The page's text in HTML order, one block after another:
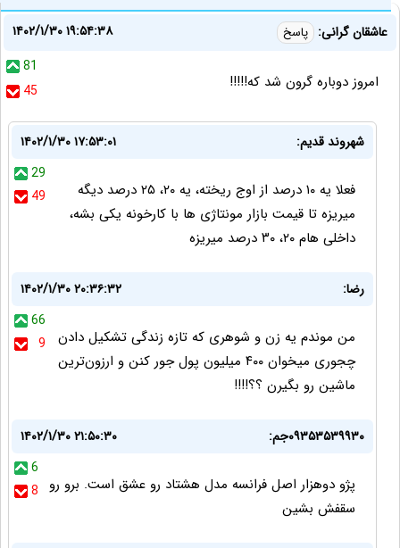
عاشقان گرانی: پاسخ
۱۴۰۲/۱/۳۰ ۱۹:۵۴:۳۸
81
45
امروز دوباره گرون شد که!!!!!
شهروند قدیم:
۱۴۰۲/۱/۳۰ ۱۷:۵۳:۰۱
29
49
فعلا یه ۱۰ درصد از اوج ریخته، یه ۲۰، ۲۵ درصد دیگه
میریزه تا قیمت بازار مونتاژی ها با کارخونه یکی بشه،
داخلی هام ۲۰، ۳۰ درصد میریزه
رضا:
۱۴۰۲/۱/۳۰ ۲۰:۳۶:۳۲
66
9
من موندم یه زن و شوهری که تازه زندگی تشکیل دادن
چجوری میخوان ۴۰۰ میلیون پول جور کنن و ارزون‌ترین
ماشین رو بگیرن ؟؟!!!!
۰۹۳۵۳۵۳۹۹۳۰جم:
۱۴۰۲/۱/۳۰ ۲۱:۵۰:۳۰
6
8
پژو دوهزار اصل فرانسه مدل هشتاد رو عشق است. برو رو
سقفش بشین